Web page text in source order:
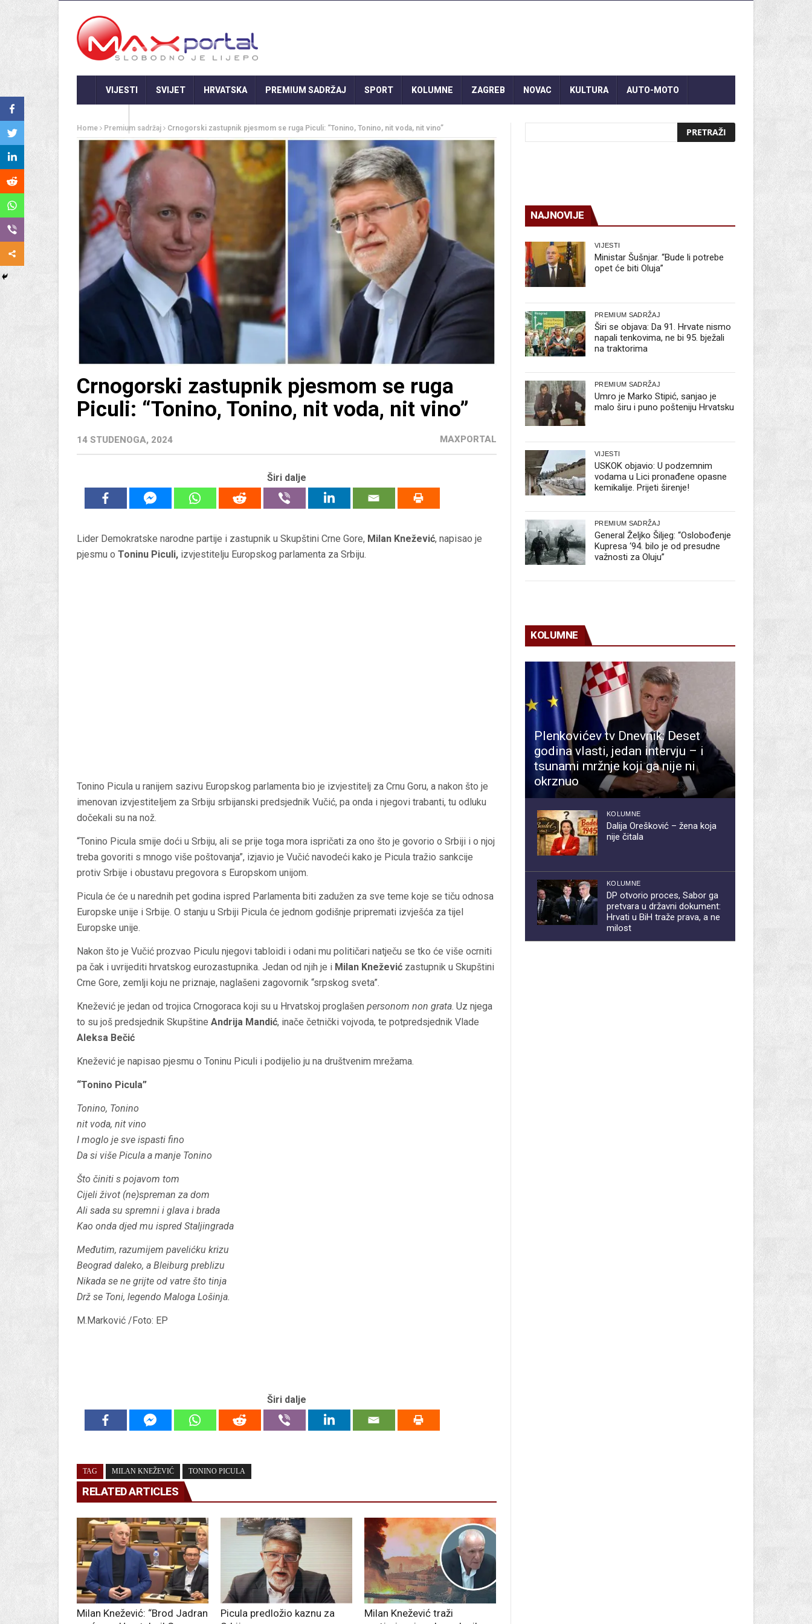
VIJESTI SVIJET HRVATSKA PREMIUM SADRŽAJ SPORT KOLUMNE ZAGREB NOVAC KULTURA AUTO-MOTO
Home Premium sadržaj Crnogorski zastupnik pjesmom se ruga Piculi: “Tonino, Tonino, nit voda, nit vino”
Crnogorski zastupnik pjesmom se ruga
Piculi: “Tonino, Tonino, nit voda, nit vino”
14 STUDENOGA, 2024 MAXPORTAL
Širi dalje
Lider Demokratske narodne partije i zastupnik u Skupštini Crne Gore, Milan Knežević, napisao je
pjesmu o Toninu Piculi, izvjestitelju Europskog parlamenta za Srbiju.
Tonino Picula u ranijem sazivu Europskog parlamenta bio je izvjestitelj za Crnu Goru, a nakon što je
imenovan izvjestiteljem za Srbiju srbijanski predsjednik Vučić, pa onda i njegovi trabanti, tu odluku
dočekali su na nož.
“Tonino Picula smije doći u Srbiju, ali se prije toga mora ispričati za ono što je govorio o Srbiji i o njoj
treba govoriti s mnogo više poštovanja”, izjavio je Vučić navodeći kako je Picula tražio sankcije
protiv Srbije i obustavu pregovora s Europskom unijom.
Picula će će u narednih pet godina ispred Parlamenta biti zadužen za sve teme koje se tiču odnosa
Europske unije i Srbije. O stanju u Srbiji Picula će jednom godišnje pripremati izvješća za tijel
Europske unije.
Nakon što je Vučić prozvao Piculu njegovi tabloidi i odani mu političari natječu se tko će više ocrniti
pa čak i uvrijediti hrvatskog eurozastupnika. Jedan od njih je i Milan Knežević zastupnik u Skupštini
Crne Gore, zemlji koju ne priznaje, naglašeni zagovornik “srpskog sveta”.
Knežević je jedan od trojica Crnogoraca koji su u Hrvatskoj proglašen personom non grata. Uz njega
to su još predsjednik Skupštine Andrija Mandić, inače četnički vojvoda, te potpredsjednik Vlade
Aleksa Bečić
Knežević je napisao pjesmu o Toninu Piculi i podijelio ju na društvenim mrežama.
“Tonino Picula”
Tonino, Tonino
nit voda, nit vino
I moglo je sve ispasti fino
Da si više Picula a manje Tonino
Što činiti s pojavom tom
Cijeli život (ne)spreman za dom
Ali sada su spremni i glava i brada
Kao onda djed mu ispred Staljingrada
Međutim, razumijem pavelićku krizu
Beograd daleko, a Bleiburg preblizu
Nikada se ne grijte od vatre što tinja
Drž se Toni, legendo Maloga Lošinja.
M.Marković /Foto: EP
Širi dalje
TAG MILAN KNEŽEVIĆ TONINO PICULA
RELATED ARTICLES
Milan Knežević: “Brod Jadran
Picula predložio kaznu za
Milan Knežević traži
NAJNOVIJE
VIJESTI
Ministar Šušnjar. “Bude li potrebe
opet će biti Oluja”
PREMIUM SADRŽAJ
Širi se objava: Da 91. Hrvate nismo
napali tenkovima, ne bi 95. bježali
na traktorima
PREMIUM SADRŽAJ
Umro je Marko Stipić, sanjao je
malo širu i puno pošteniju Hrvatsku
VIJESTI
USKOK objavio: U podzemnim
vodama u Lici pronađene opasne
kemikalije. Prijeti širenje!
PREMIUM SADRŽAJ
General Željko Šiljeg: “Oslobođenje
Kupresa ‘94. bilo je od presudne
važnosti za Oluju”
KOLUMNE
Plenkovićev tv Dnevnik: Deset
godina vlasti, jedan intervju – i
tsunami mržnje koji ga nije ni
okrznuo
KOLUMNE
Dalija Orešković – žena koja
nije čitala
KOLUMNE
DP otvorio proces, Sabor ga
pretvara u državni dokument:
Hrvati u BiH traže prava, a ne
milost